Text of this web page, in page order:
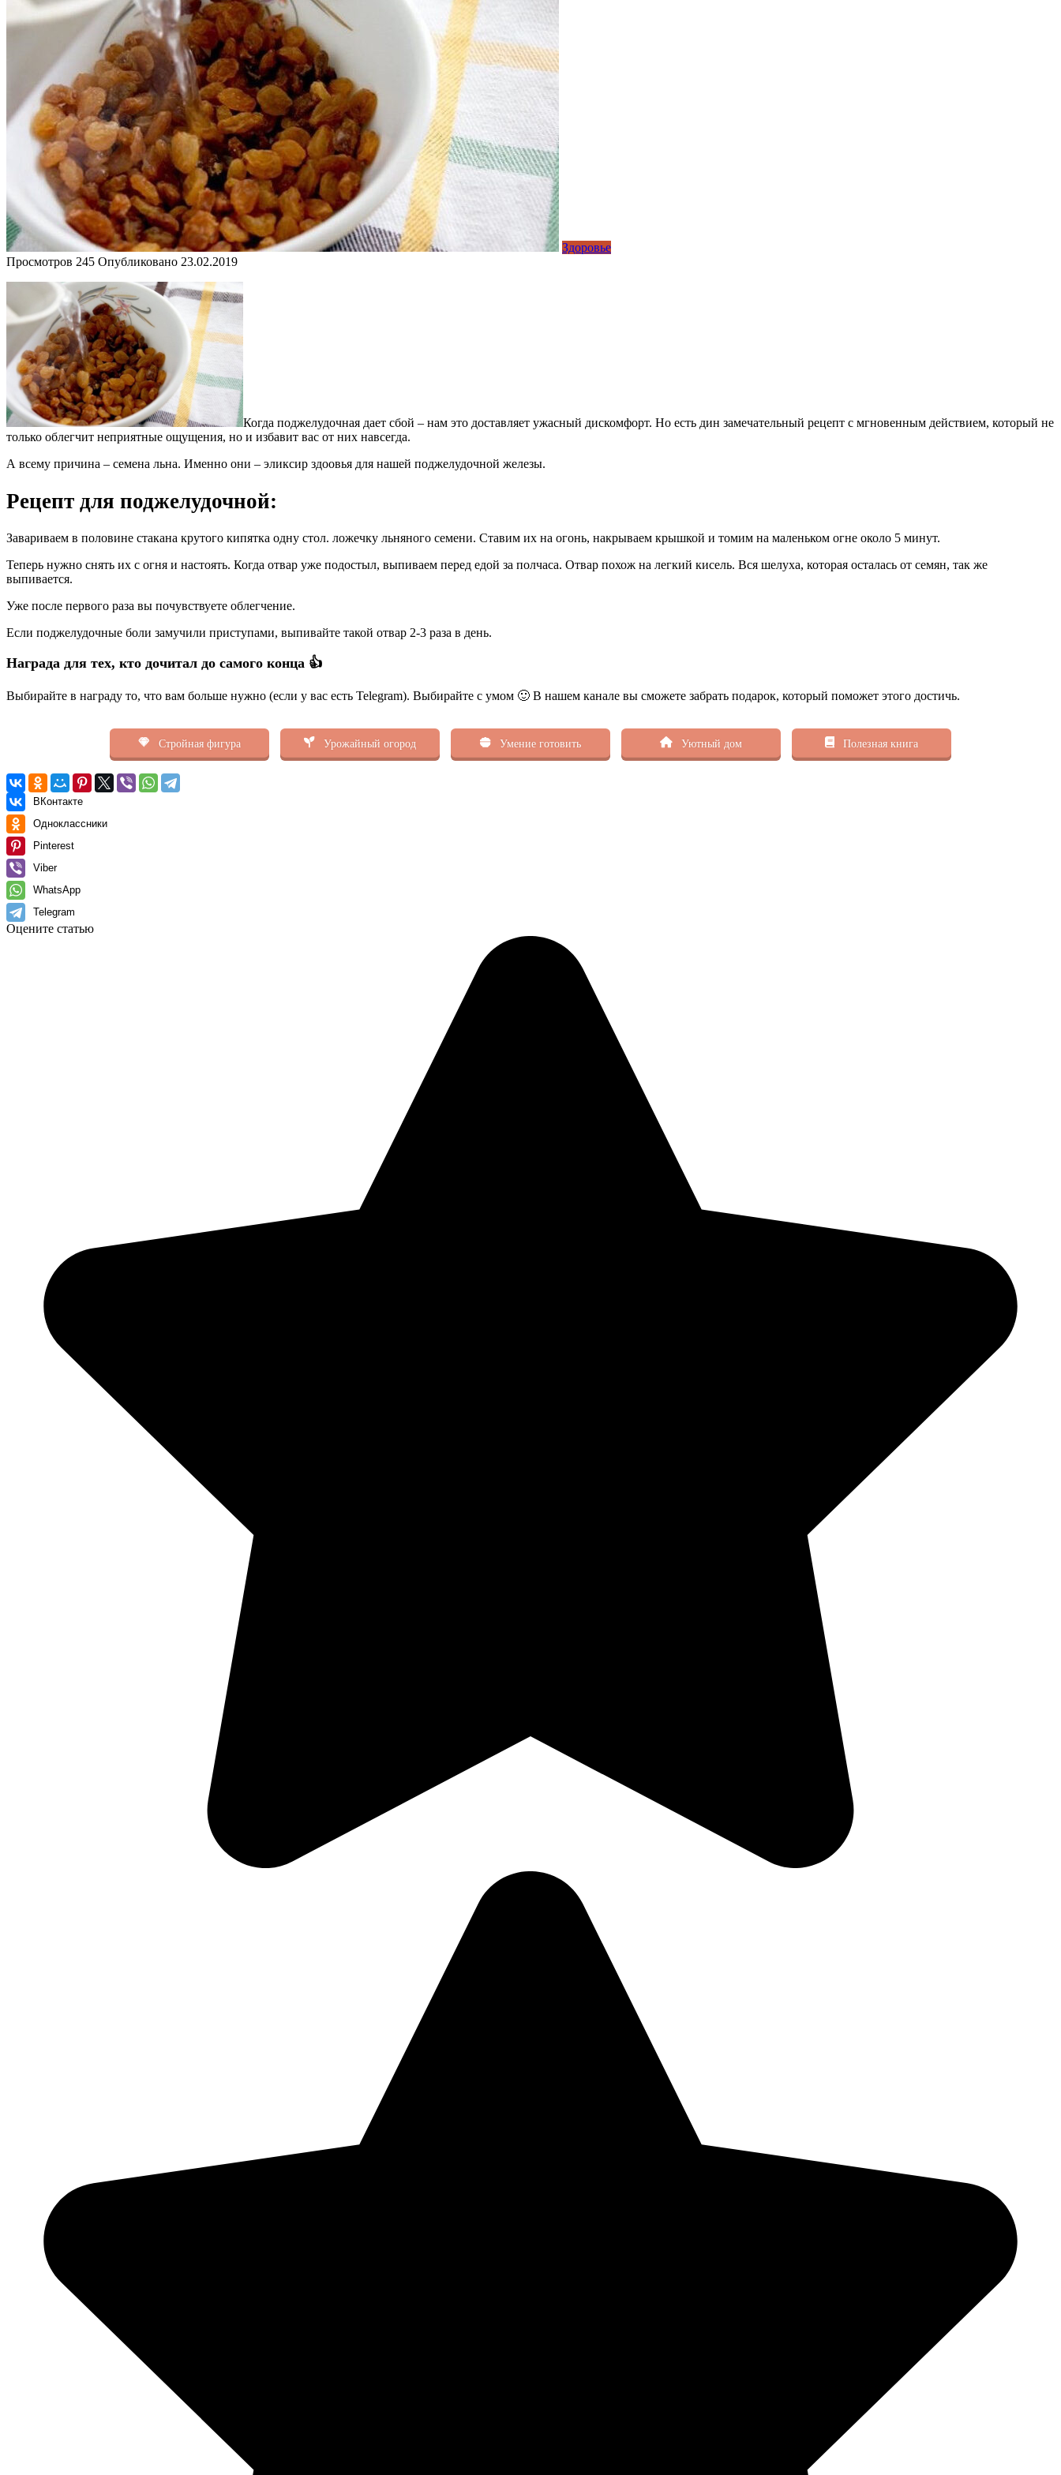
Здоровье
Просмотров 245 Опубликовано 23.02.2019
Когда поджелудочная дает сбой – нам это доставляет ужасный дискомфорт. Но есть дин замечательный рецепт с мгновенным действием, который не
только облегчит неприятные ощущения, но и избавит вас от них навсегда.
А всему причина – семена льна. Именно они – эликсир здоовья для нашей поджелудочной железы.
Рецепт для поджелудочной:
Завариваем в половине стакана крутого кипятка одну стол. ложечку льняного семени. Ставим их на огонь, накрываем крышкой и томим на маленьком огне около 5 минут.
Теперь нужно снять их с огня и настоять. Когда отвар уже подостыл, выпиваем перед едой за полчаса. Отвар похож на легкий кисель. Вся шелуха, которая осталась от семян, так же
выпивается.
Уже после первого раза вы почувствуете облегчение.
Если поджелудочные боли замучили приступами, выпивайте такой отвар 2-3 раза в день.
Награда для тех, кто дочитал до самого конца 👍
Выбирайте в награду то, что вам больше нужно (если у вас есть Telegram). Выбирайте с умом 🙂 В нашем канале вы сможете забрать подарок, который поможет этого достичь.
Стройная фигура Урожайный огород Умение готовить Уютный дом Полезная книга
ВКонтакте
Одноклассники
Pinterest
Viber
WhatsApp
Telegram
Оцените статью